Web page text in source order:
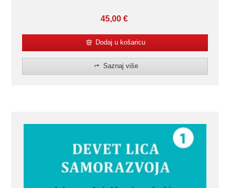
45,00 €
Dodaj u košaricu
Saznaj više